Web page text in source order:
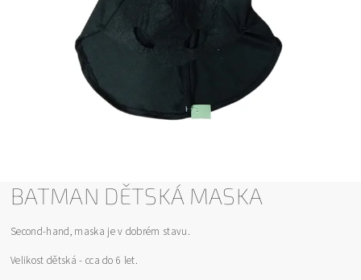
BATMAN DĚTSKÁ MASKA
Second-hand, maska je v dobrém stavu.
Velikost dětská - cca do 6 let.